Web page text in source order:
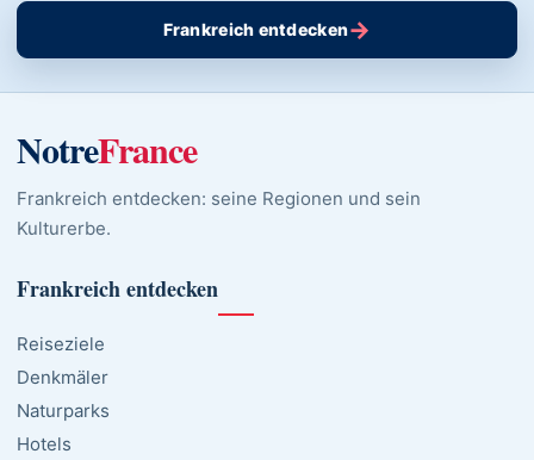
Frankreich entdecken→
NotreFrance
Frankreich entdecken: seine Regionen und sein
Kulturerbe.
Frankreich entdecken
Reiseziele
Denkmäler
Naturparks
Hotels